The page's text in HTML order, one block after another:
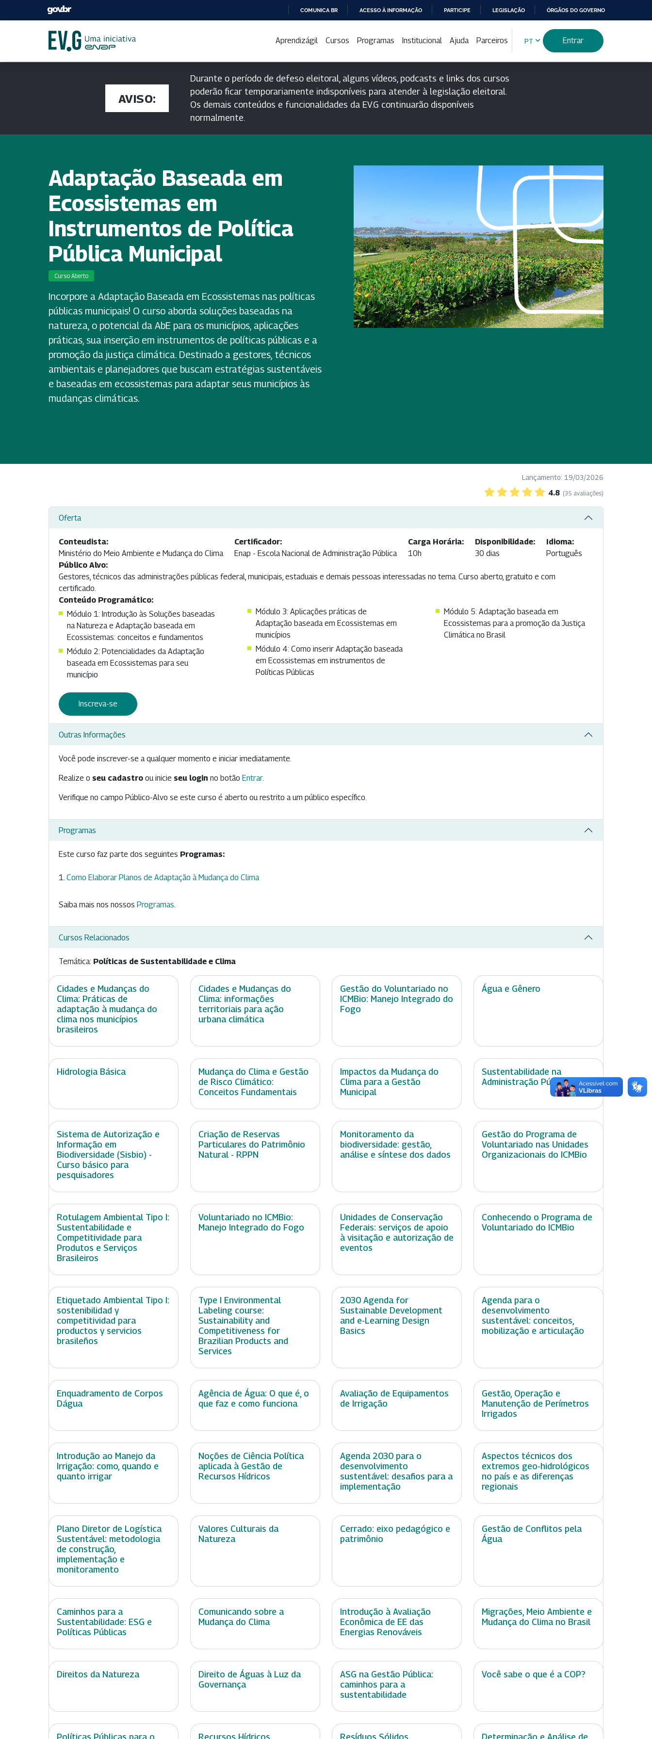
PARA
CONTEÚDO
COMUNICA BR ACESSO À INFORMAÇÃO PARTICIPE LEGISLAÇÃO ÓRGÃOS DO GOVERNO
Aprendizágil Cursos Programas Institucional Ajuda Parceiros PT Entrar
AVISO:
Durante o período de defeso eleitoral, alguns vídeos, podcasts e links dos cursos
poderão ficar temporariamente indisponíveis para atender à legislação eleitoral.
Os demais conteúdos e funcionalidades da EV.G continuarão disponíveis
normalmente.
Adaptação Baseada em
Ecossistemas em
Instrumentos de Política
Pública Municipal
Curso Aberto
Incorpore a Adaptação Baseada em Ecossistemas nas políticas
públicas municipais! O curso aborda soluções baseadas na
natureza, o potencial da AbE para os municípios, aplicações
práticas, sua inserção em instrumentos de políticas públicas e a
promoção da justiça climática. Destinado a gestores, técnicos
ambientais e planejadores que buscam estratégias sustentáveis
e baseadas em ecossistemas para adaptar seus municípios às
mudanças climáticas.
Lançamento: 19/03/2026
4.8 (35 avaliações)
Oferta
Conteudista:
Ministério do Meio Ambiente e Mudança do Clima
Certificador:
Enap - Escola Nacional de Administração Pública
Carga Horária:
10h
Disponibilidade:
30 dias
Idioma:
Português
Público Alvo:
Gestores, técnicos das administrações públicas federal, municipais, estaduais e demais pessoas interessadas no tema. Curso aberto, gratuito e com
certificado.
Conteúdo Programático:
Módulo 1: Introdução às Soluções baseadas
na Natureza e Adaptação baseada em
Ecossistemas: conceitos e fundamentos
Módulo 2: Potencialidades da Adaptação
baseada em Ecossistemas para seu
município
Módulo 3: Aplicações práticas de
Adaptação baseada em Ecossistemas em
municípios
Módulo 4: Como inserir Adaptação baseada
em Ecossistemas em instrumentos de
Políticas Públicas
Módulo 5: Adaptação baseada em
Ecossistemas para a promoção da Justiça
Climática no Brasil
Inscreva-se
Outras Informações
Você pode inscrever-se a qualquer momento e iniciar imediatamente.
Realize o seu cadastro ou inicie seu login no botão Entrar.
Verifique no campo Público-Alvo se este curso é aberto ou restrito a um público específico.
Programas
Este curso faz parte dos seguintes Programas:
Como Elaborar Planos de Adaptação à Mudança do Clima
Saiba mais nos nossos Programas.
Cursos Relacionados
Temática: Políticas de Sustentabilidade e Clima
Cidades e Mudanças do
Clima: Práticas de
adaptação à mudança do
clima nos municípios
brasileiros
Cidades e Mudanças do
Clima: informações
territoriais para ação
urbana climática
Gestão do Voluntariado no
ICMBio: Manejo Integrado do
Fogo
Água e Gênero
Hidrologia Básica
Mudança do Clima e Gestão
de Risco Climático:
Conceitos Fundamentais
Impactos da Mudança do
Clima para a Gestão
Municipal
Sustentabilidade na
Administração Pública
Sistema de Autorização e
Informação em
Biodiversidade (Sisbio) -
Curso básico para
pesquisadores
Criação de Reservas
Particulares do Patrimônio
Natural - RPPN
Monitoramento da
biodiversidade: gestão,
análise e síntese dos dados
Gestão do Programa de
Voluntariado nas Unidades
Organizacionais do ICMBio
Rotulagem Ambiental Tipo I:
Sustentabilidade e
Competitividade para
Produtos e Serviços
Brasileiros
Voluntariado no ICMBio:
Manejo Integrado do Fogo
Unidades de Conservação
Federais: serviços de apoio
à visitação e autorização de
eventos
Conhecendo o Programa de
Voluntariado do ICMBio
Etiquetado Ambiental Tipo I:
sostenibilidad y
competitividad para
productos y servicios
brasileños
Type I Environmental
Labeling course:
Sustainability and
Competitiveness for
Brazilian Products and
Services
2030 Agenda for
Sustainable Development
and e-Learning Design
Basics
Agenda para o
desenvolvimento
sustentável: conceitos,
mobilização e articulação
Enquadramento de Corpos
Dágua
Agência de Água: O que é, o
que faz e como funciona
Avaliação de Equipamentos
de Irrigação
Gestão, Operação e
Manutenção de Perímetros
Irrigados
Introdução ao Manejo da
Irrigação: como, quando e
quanto irrigar
Noções de Ciência Política
aplicada à Gestão de
Recursos Hídricos
Agenda 2030 para o
desenvolvimento
sustentável: desafios para a
implementação
Aspectos técnicos dos
extremos geo-hidrológicos
no país e as diferenças
regionais
Plano Diretor de Logística
Sustentável: metodologia
de construção,
implementação e
monitoramento
Valores Culturais da
Natureza
Cerrado: eixo pedagógico e
patrimônio
Gestão de Conflitos pela
Água
Caminhos para a
Sustentabilidade: ESG e
Políticas Públicas
Comunicando sobre a
Mudança do Clima
Introdução à Avaliação
Econômica de EE das
Energias Renováveis
Migrações, Meio Ambiente e
Mudança do Clima no Brasil
Direitos da Natureza
Direito de Águas à Luz da
Governança
ASG na Gestão Pública:
caminhos para a
sustentabilidade
Você sabe o que é a COP?
Políticas Públicas para o Recursos Hídricos Resíduos Sólidos Determinação e Análise de